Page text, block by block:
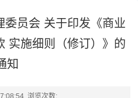
委员会 关于印发《商业
实施细则（修订）》的
知
浏览次数: